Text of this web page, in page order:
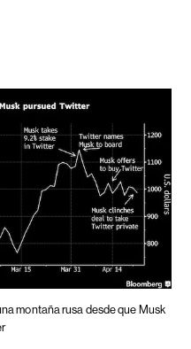
montaña rusa desde que Musk